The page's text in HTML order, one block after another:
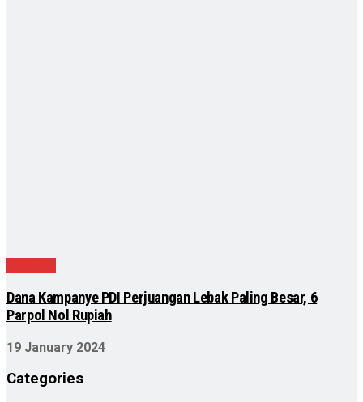
Dana Kampanye PDI Perjuangan Lebak Paling Besar, 6
Parpol Nol Rupiah
19 January 2024
Categories